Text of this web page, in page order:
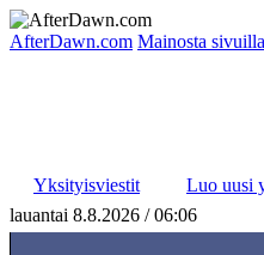
AfterDawn.com Mainosta
Yksityisviestit
Luo uusi
lauantai 8.8.2026 / 06:06